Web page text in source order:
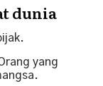
dunia
yang